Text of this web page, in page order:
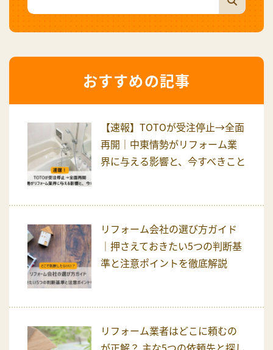
おすすめの記事
【速報】TOTOが受注停止→全面
再開｜中東情勢がリフォーム業
界に与える影響と、今すべきこと
リフォーム会社の選び方ガイド
｜押さえておきたい5つの判断基
準と注意ポイントを徹底解説
リフォーム業者はどこに頼むの